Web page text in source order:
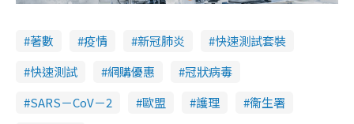
著數 疫情 新冠肺炎
快速測試套裝
快速測試
網購優惠
冠狀病毒
SARS－CoV－2
歐盟 護理
衞生署